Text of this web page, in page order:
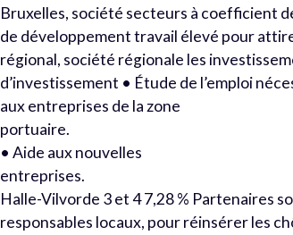
Bruxelles, société secteurs à coefficient
de développement travail élevé pour
régional, société régionale les
d’investissement • Étude de l’emploi
aux entreprises de la zone
portuaire.
• Aide aux nouvelles
entreprises.
Halle-Vilvorde 3 et 4 7,28 % Partenaires
responsables locaux, pour réinsérer les